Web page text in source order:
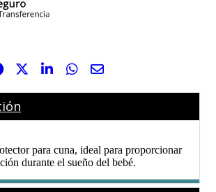
para cuna, ideal para proporcionar
durante el sueño del bebé.